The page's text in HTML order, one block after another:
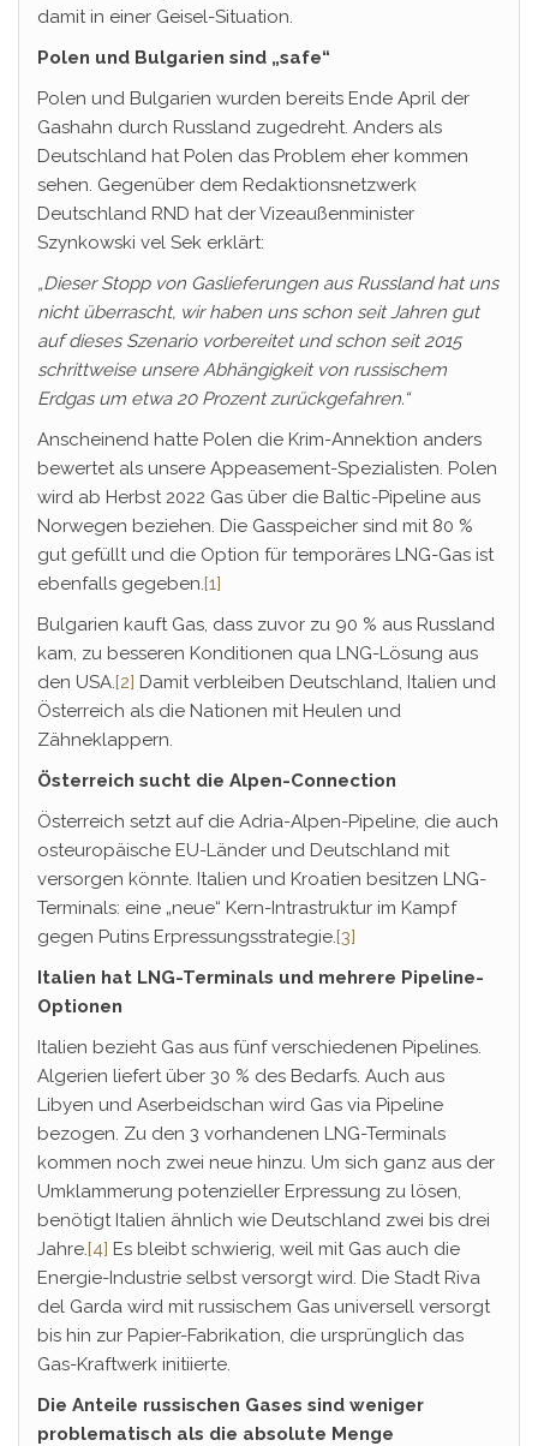
damit in einer Geisel-Situation.
Polen und Bulgarien sind „safe“
Polen und Bulgarien wurden bereits Ende April der
Gashahn durch Russland zugedreht. Anders als
Deutschland hat Polen das Problem eher kommen
sehen. Gegenüber dem Redaktionsnetzwerk
Deutschland RND hat der Vizeaußenminister
Szynkowski vel Sek erklärt:
„Dieser Stopp von Gaslieferungen aus Russland hat uns
nicht überrascht, wir haben uns schon seit Jahren gut
auf dieses Szenario vorbereitet und schon seit 2015
schrittweise unsere Abhängigkeit von russischem
Erdgas um etwa 20 Prozent zurückgefahren.“
Anscheinend hatte Polen die Krim-Annektion anders
bewertet als unsere Appeasement-Spezialisten. Polen
wird ab Herbst 2022 Gas über die Baltic-Pipeline aus
Norwegen beziehen. Die Gasspeicher sind mit 80 %
gut gefüllt und die Option für temporäres LNG-Gas ist
ebenfalls gegeben.[1]
Bulgarien kauft Gas, dass zuvor zu 90 % aus Russland
kam, zu besseren Konditionen qua LNG-Lösung aus
den USA.[2] Damit verbleiben Deutschland, Italien und
Österreich als die Nationen mit Heulen und
Zähneklappern.
Österreich sucht die Alpen-Connection
Österreich setzt auf die Adria-Alpen-Pipeline, die auch
osteuropäische EU-Länder und Deutschland mit
versorgen könnte. Italien und Kroatien besitzen LNG-
Terminals: eine „neue“ Kern-Intrastruktur im Kampf
gegen Putins Erpressungsstrategie.[3]
Italien hat LNG-Terminals und mehrere Pipeline-
Optionen
Italien bezieht Gas aus fünf verschiedenen Pipelines.
Algerien liefert über 30 % des Bedarfs. Auch aus
Libyen und Aserbeidschan wird Gas via Pipeline
bezogen. Zu den 3 vorhandenen LNG-Terminals
kommen noch zwei neue hinzu. Um sich ganz aus der
Umklammerung potenzieller Erpressung zu lösen,
benötigt Italien ähnlich wie Deutschland zwei bis drei
Jahre.[4] Es bleibt schwierig, weil mit Gas auch die
Energie-Industrie selbst versorgt wird. Die Stadt Riva
del Garda wird mit russischem Gas universell versorgt
bis hin zur Papier-Fabrikation, die ursprünglich das
Gas-Kraftwerk initiierte.
Die Anteile russischen Gases sind weniger
problematisch als die absolute Menge